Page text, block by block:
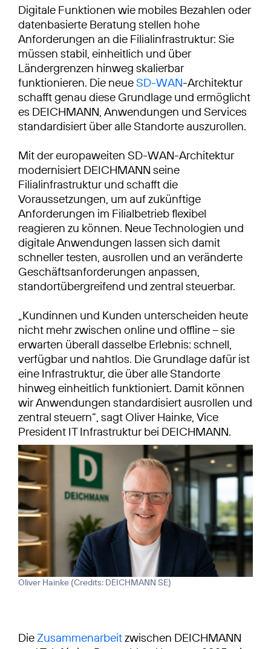
Digitale Funktionen wie mobiles Bezahlen oder
datenbasierte Beratung stellen hohe
Anforderungen an die Filialinfrastruktur: Sie
müssen stabil, einheitlich und über
Ländergrenzen hinweg skalierbar
funktionieren. Die neue SD-WAN-Architektur
schafft genau diese Grundlage und ermöglicht
es DEICHMANN, Anwendungen und Services
standardisiert über alle Standorte auszurollen.
Mit der europaweiten SD-WAN-Architektur
modernisiert DEICHMANN seine
Filialinfrastruktur und schafft die
Voraussetzungen, um auf zukünftige
Anforderungen im Filialbetrieb flexibel
reagieren zu können. Neue Technologien und
digitale Anwendungen lassen sich damit
schneller testen, ausrollen und an veränderte
Geschäftsanforderungen anpassen,
standortübergreifend und zentral steuerbar.
„Kundinnen und Kunden unterscheiden heute
nicht mehr zwischen online und offline – sie
erwarten überall dasselbe Erlebnis: schnell,
verfügbar und nahtlos. Die Grundlage dafür ist
eine Infrastruktur, die über alle Standorte
hinweg einheitlich funktioniert. Damit können
wir Anwendungen standardisiert ausrollen und
zentral steuern“, sagt Oliver Hainke, Vice
President IT Infrastruktur bei DEICHMANN.
Oliver Hainke (Credits: DEICHMANN SE)
DieZusammenarbeitzwischen DEICHMANN